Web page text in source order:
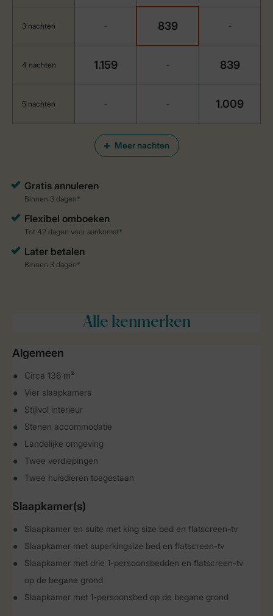
Meer nachten
3 nachten - 839 -
4 nachten 1.159 - 839
5 nachten - - 1.009
Alle kenmerken
Algemeen
Circa 136 m²
Vier slaapkamers
Stijlvol interieur
Stenen accommodatie
Landelijke omgeving
Twee verdiepingen
Twee huisdieren toegestaan
Slaapkamer(s)
Slaapkamer en suite met king size bed en flatscreen-tv
Slaapkamer met superkingsize bed en flatscreen-tv
Slaapkamer met drie 1-persoonsbedden en flatscreen-tv
op de begane grond
Slaapkamer met 1-persoonsbed op de begane grond